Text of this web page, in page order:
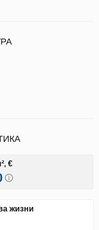
€
жизни